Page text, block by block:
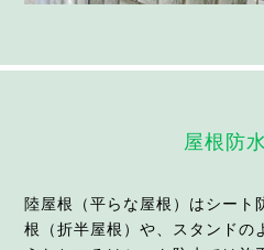
屋根防
陸屋根（平らな屋根）はシート
根（折半屋根）や、スタンドの